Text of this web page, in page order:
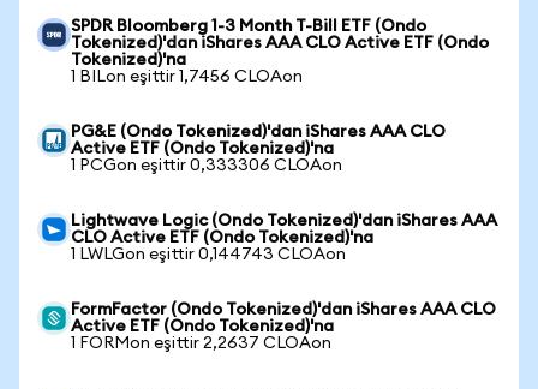
SPDR Bloomberg 1-3 Month T-Bill ETF (Ondo
Tokenized)'dan iShares AAA CLO Active ETF (Ondo
Tokenized)'na
1 BILon eşittir 1,7456 CLOAon
PG&E (Ondo Tokenized)'dan iShares AAA CLO
Active ETF (Ondo Tokenized)'na
1 PCGon eşittir 0,333306 CLOAon
Lightwave Logic (Ondo Tokenized)'dan iShares AAA
CLO Active ETF (Ondo Tokenized)'na
1 LWLGon eşittir 0,144743 CLOAon
FormFactor (Ondo Tokenized)'dan iShares AAA CLO
Active ETF (Ondo Tokenized)'na
1 FORMon eşittir 2,2637 CLOAon